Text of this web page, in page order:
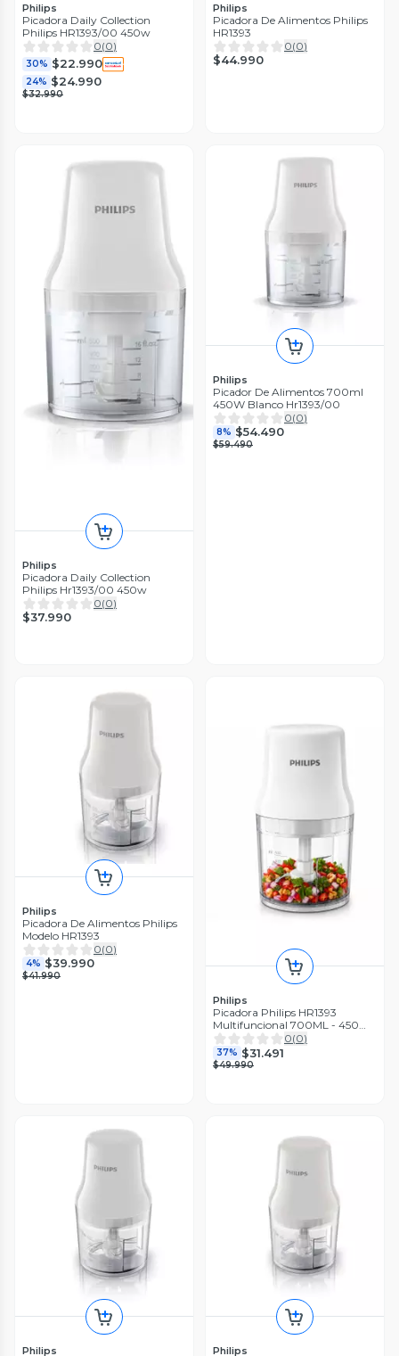
Philips
Picadora Daily Collection
Philips HR1393/00 450w
0(0)
30% $22.990
24% $24.990
$32.990
Philips
Picadora De Alimentos Philips
HR1393
0(0)
$44.990
Philips
Picadora Daily Collection
Philips Hr1393/00 450w
0(0)
$37.990
Philips
Picador De Alimentos 700ml
450W Blanco Hr1393/00
0(0)
8% $54.490
$59.490
Philips
Picadora De Alimentos Philips
Modelo HR1393
0(0)
4% $39.990
$41.990
Philips
Picadora Philips HR1393
Multifuncional 700ML - 450W
- Inox
0(0)
37% $31.491
$49.990
Philips Philips